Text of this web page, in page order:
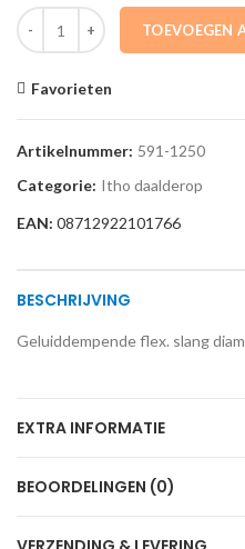
591-1250 Geluiddempende
TOEVOEGEN
Favorieten
Artikelnummer: 591-1250
Categorie: Itho daalderop
EAN: 08712922101766
BESCHRIJVING
Geluiddempende flex. slang
EXTRA INFORMATIE
BEOORDELINGEN (0)